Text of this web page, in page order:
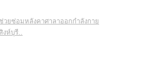
ยซ่อมหลังคาศาลาออกกำลังกาย
ห์บุรี..